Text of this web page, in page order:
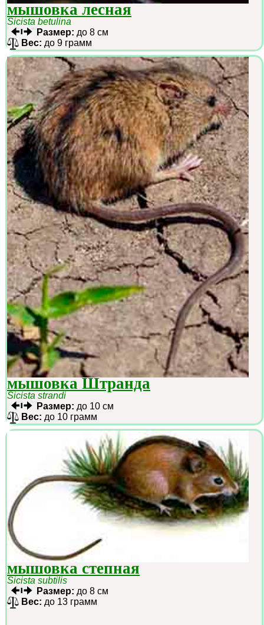
мышовка лесная
Sicista betulina
Размер: до 8 см
Вес: до 9 грамм
мышовка Штранда
Sicista strandi
Размер: до 10 см
Вес: до 10 грамм
мышовка степная
Sicista subtilis
Размер: до 8 см
Вес: до 13 грамм